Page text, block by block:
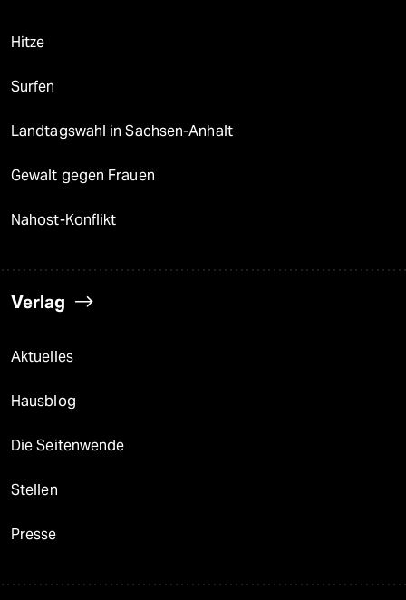
Hitze
Surfen
Landtagswahl in Sachsen-Anhalt
Gewalt gegen Frauen
Nahost-Konflikt
Verlag
Aktuelles
Hausblog
Die Seitenwende
Stellen
Presse